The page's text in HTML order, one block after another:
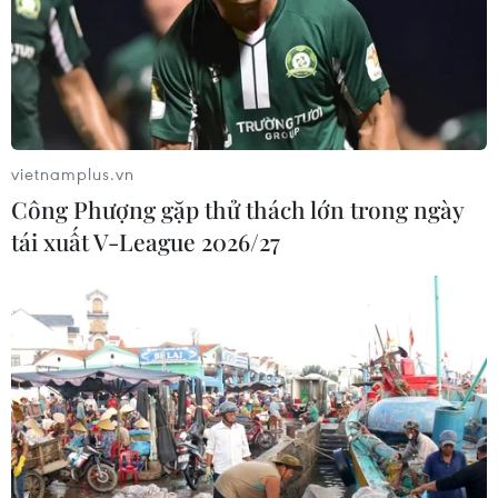
Việt Nam-Thái Lan nhất trí thúc đẩy triển khai
thực chất Chiến lược "Ba kết nối"
vietnamplus.vn
Công Phượng gặp thử thách lớn trong ngày
tái xuất V-League 2026/27